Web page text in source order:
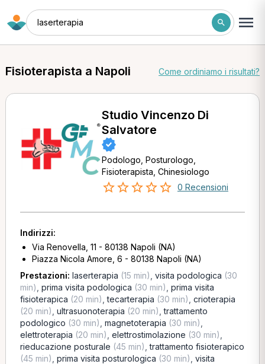
laserterapia
Fisioterapista a Napoli Come ordiniamo i risultati?
Studio Vincenzo Di
Salvatore
Podologo, Posturologo,
Fisioterapista, Chinesiologo
0 Recensioni
Indirizzi:
Via Renovella, 11 - 80138 Napoli (NA)
Piazza Nicola Amore, 6 - 80138 Napoli (NA)
Prestazioni: laserterapia (15 min) visita podologica (30
min) prima visita podologica (30 min) prima visita
fisioterapica (20 min) ,tecarterapia (30 min) crioterapia
(20 min) ultrasuonoterapia (20 min) ,trattamento
podologico (30 min) magnetoterapia (30 min)
elettroterapia (20 min) elettrostimolazione (30 min)
rieducazione posturale (45 min) ,trattamento fisioterapico
(45 min) prima visita posturologica (30 min) visita